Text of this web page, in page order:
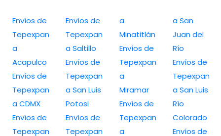
Envíos de
Tepexpan
a
Acapulco
Envíos de
Tepexpan
a CDMX
Envíos de
Tepexpan
Envíos de
Tepexpan
a Saltillo
Envíos de
Tepexpan
a San Luis
Potosi
Envíos de
Tepexpan
a
Minatitlán
Envíos de
Tepexpan
a
Miramar
Envíos de
Tepexpan
a
a San
Juan del
Río
Envíos de
Tepexpan
a San Luis
Río
Colorado
Envíos de